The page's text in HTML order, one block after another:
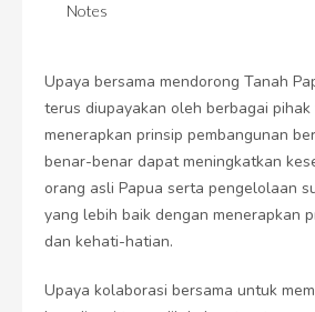
Notes
Upaya bersama mendorong Tanah
terus diupayakan oleh berbagai
menerapkan prinsip pembangunan
benar-benar dapat meningkatkan
orang asli Papua serta pengelolaan
yang lebih baik dengan menerapkan
dan kehati-hatian.
Upaya kolaborasi bersama untuk